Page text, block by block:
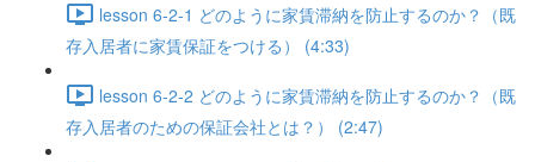
lesson 6-2-1 どのように家賃滞納を防止するのか？（既
存入居者に家賃保証をつける） (4:33)
lesson 6-2-2 どのように家賃滞納を防止するのか？（既
存入居者のための保証会社とは？） (2:47)